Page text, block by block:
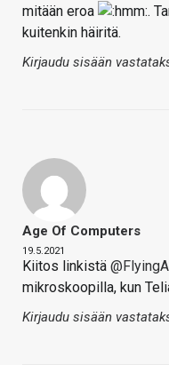
mitään eroa
.
kuitenkin häiritä.
Kirjaudu sisään
Age Of Computers
19.5.2021
Kiitos linkistä
mikroskoopilla, kun
Kirjaudu sisään